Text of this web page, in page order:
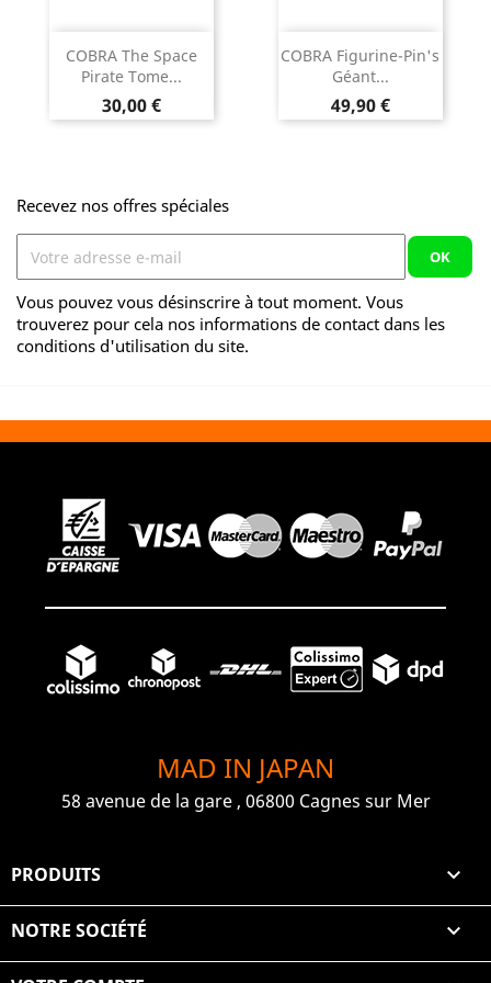
COBRA The Space
Pirate Tome...
Prix
30,00 €
COBRA Figurine-Pin's
Géant...
Prix
49,90 €
Recevez nos offres spéciales
Vous pouvez vous désinscrire à tout moment. Vous
trouverez pour cela nos informations de contact dans les
conditions d'utilisation du site.
MAD IN JAPAN
58 avenue de la gare , 06800 Cagnes sur Mer
PRODUITS 
NOTRE SOCIÉTÉ 